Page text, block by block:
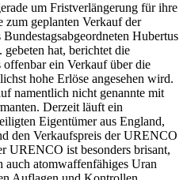
um Fristverlängerung für ihre
geplanten Verkauf der
Hubertus
hat, berichtet die
offenbar ein Verkauf über die
hohe Erlöse angesehen wird.
namentlich nicht genannte mit
Derzeit läuft ein
Eigentümer aus England,
den Verkaufspreis der URENCO
URENCO ist besonders brisant,
auch atomwaffenfähiges Uran